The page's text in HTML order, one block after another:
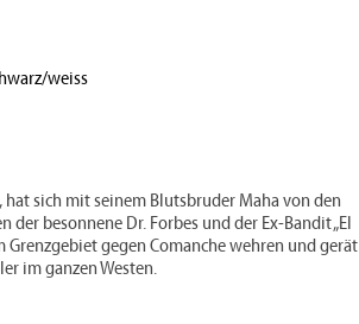
weiss
hat sich mit seinem Blutsbruder Maha von den
der besonnene Dr. Forbes und der Ex-Bandit „El
gegen Comanche wehren und gerät
im ganzen Westen.